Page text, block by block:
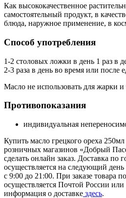
Как высококачественное
самостоятельный продукт, в
блюда, наружное применение, в
Способ употребления
1-2 столовых ложки в день 1 раз в
2-3 раза в день во время или после
Масло не использовать для жарки
Противопоказания
индивидуальная
Купить масло грецкого ореха
розничных магазинов «Добрый
сделать онлайн заказ. Доставка
осуществляется на следующий день
с 9:00 до 21:00. При заказе товара
осуществляется Почтой России
информация о доставке здесь.